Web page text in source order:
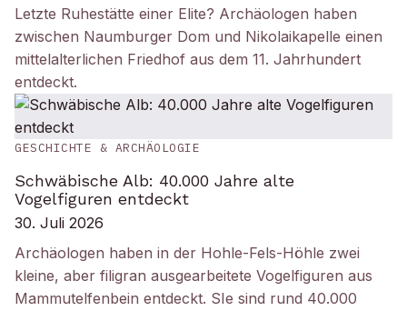
Letzte Ruhestätte einer Elite? Archäologen haben
zwischen Naumburger Dom und Nikolaikapelle einen
mittelalterlichen Friedhof aus dem 11. Jahrhundert
entdeckt.
GESCHICHTE & ARCHÄOLOGIE
Schwäbische Alb: 40.000 Jahre alte
Vogelfiguren entdeckt
30. Juli 2026
Archäologen haben in der Hohle-Fels-Höhle zwei
kleine, aber filigran ausgearbeitete Vogelfiguren aus
Mammutelfenbein entdeckt. SIe sind rund 40.000